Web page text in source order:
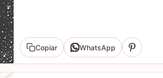
Copiar WhatsApp